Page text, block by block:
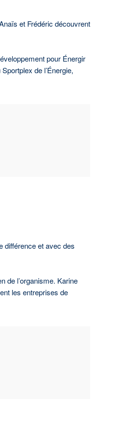
et Frédéric découvrent
pour Énergir
de l’Énergie,
différence et avec des
de l’organisme. Karine
les entreprises de